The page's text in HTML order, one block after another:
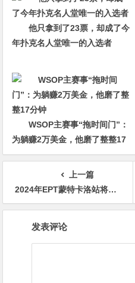
他只拿到了23票，却成了今
年扑克名人堂唯一的入选者
WSOP主赛事“拖时间门”：
为躺赚2万美金，他磨了整整17
分钟
上一篇
2024年EPT蒙特卡洛站将于4月24日举行
发表评论